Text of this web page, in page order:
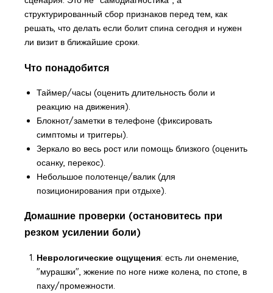
структурированный сбор признаков перед тем, как
решать, что делать если болит спинасегодня и нужен
ли визит в ближайшие сроки.
Что понадобится
Таймер/часы (оценить длительность боли и
реакцию на движения).
Блокнот/заметки в телефоне (фиксировать
симптомы и триггеры).
Зеркало во весь рост или помощь близкого (оценить
осанку, перекос).
Небольшое полотенце/валик (для
позиционирования при отдыхе).
Домашние проверки (остановитесь при
резком усилении боли)
Неврологические ощущения: есть ли онемение,
"мурашки", жжение по ноге ниже колена, по стопе, в
паху/промежности.